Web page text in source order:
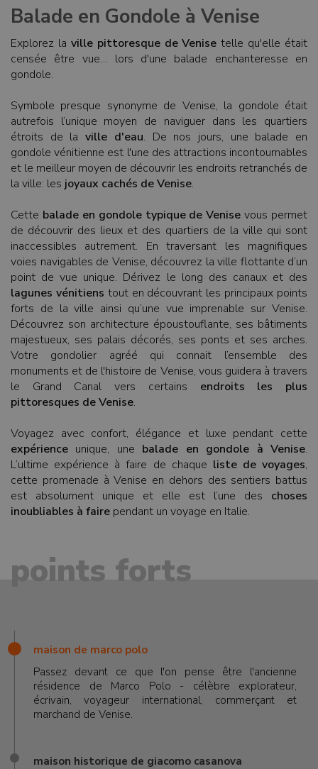
Balade en Gondole à Venise
Explorez la ville pittoresque de Venise telle qu'elle était
censée être vue… lors d'une balade enchanteresse en
gondole.
Symbole presque synonyme de Venise, la gondole était
autrefois l’unique moyen de naviguer dans les quartiers
étroits de laville d'eau. De nos jours, une balade en
gondole vénitienne est l'une des attractions incontournables
et le meilleur moyen de découvrir les endroits retranchés de
la ville: les joyaux cachés de Venise.
Cette balade en gondole typique de Venise vous permet
de découvrir des lieux et des quartiers de la ville qui sont
inaccessibles autrement. En traversant les magnifiques
voies navigables de Venise, découvrez la ville flottante d’un
point de vue unique. Dérivez le long des canaux et des
lagunes vénitiens tout en découvrant les principaux points
forts de la ville ainsi qu’une vue imprenable sur Venise.
Découvrez son architecture époustouflante, ses bâtiments
majestueux, ses palais décorés, ses ponts et ses arches.
Votre gondolier agréé qui connait l’ensemble des
monuments et de l'histoire de Venise, vous guidera à travers
le Grand Canal vers certains endroits les plus
pittoresques de Venise.
Voyagez avec confort, élégance et luxe pendant cette
expérience unique, une balade en gondole à Venise.
L’ultime expérience à faire de chaque liste de voyages,
cette promenade à Venise en dehors des sentiers battus
est absolument unique et elle est l’une des choses
inoubliables à faire pendant un voyage en Italie.
points forts
maison de marco polo
Passez devant ce que l'on pense être l'ancienne
résidence de Marco Polo - célèbre explorateur,
écrivain, voyageur international, commerçant et
marchand de Venise.
maison historique de giacomo casanova